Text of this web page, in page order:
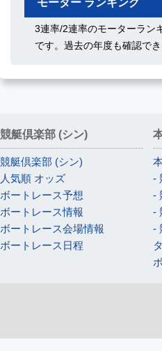
モーター ランキング
3連率/2連率のモーターラン
です。過去の年度も確認で
競艇倶楽部 (シン)
競艇倶楽部 (シン)
人気順 オッズ
ボートレース予想
ボートレース情報
ボートレース会場情報
ボートレース日程
-
-
-
-